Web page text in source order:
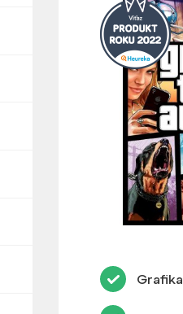
Grafika